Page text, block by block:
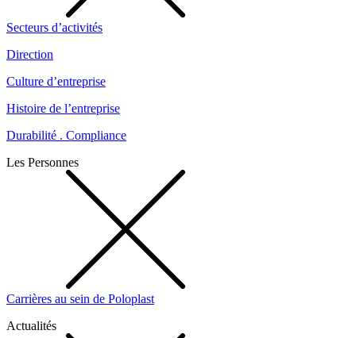
Secteurs d’activités
Direction
Culture d’entreprise
Histoire de l’entreprise
Durabilité . Compliance
Les Personnes
Carrières au sein de Poloplast
Actualités